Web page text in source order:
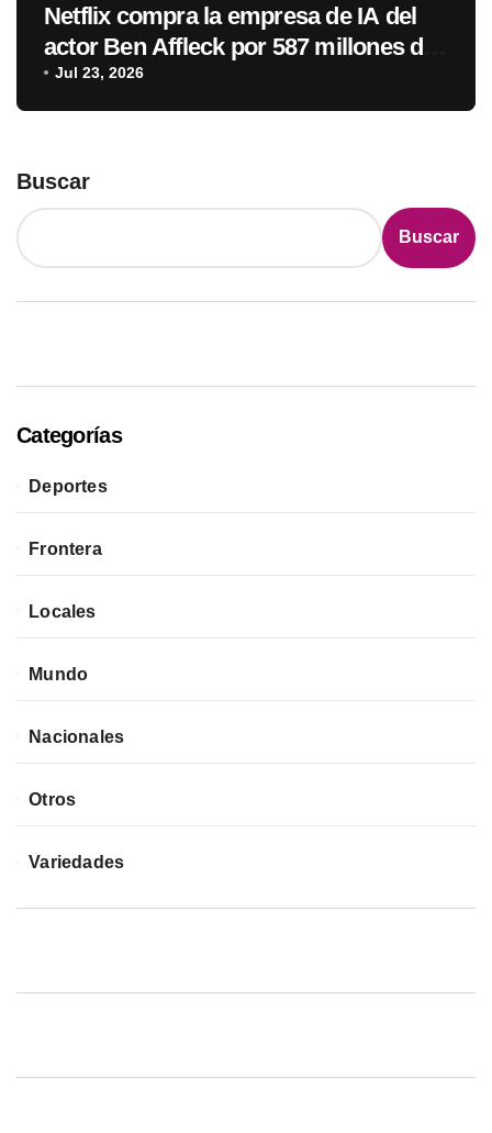
Netflix compra la empresa de IA del
actor Ben Affleck por 587 millones de
dólares
Jul 23, 2026
Buscar
Buscar
Categorías
Deportes
Frontera
Locales
Mundo
Nacionales
Otros
Variedades